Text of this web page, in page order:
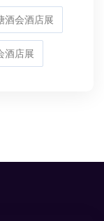
酒会酒店展
酒店展